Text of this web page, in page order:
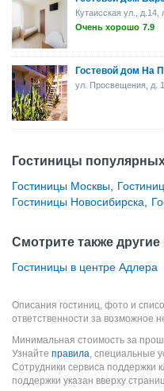
Кутаисская ул., д.14,
Очень хорошо 7.9
Гостевой дом На
ул. Просвещения, д.
Гостиницы
Гостиницы Москвы
Гостиницы Новосибирска
Смотрите также
Гостиницы в центре Адлера
Описания гостиниц, фото и
ответственности за возможное
Минимальная стоимость за
Узнайте правила, специальные
Сотрудники сервиса поддержки
поддержки указан вверху